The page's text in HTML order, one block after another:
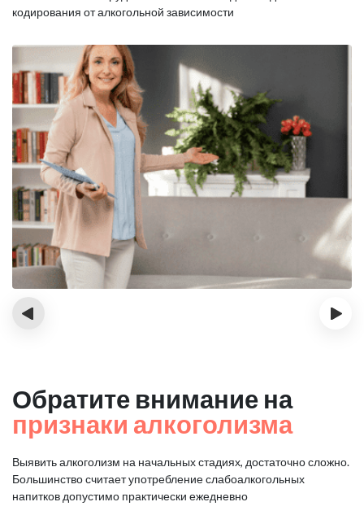
кодирования от алкогольной зависимости
‹ ›
Обратите внимание на
признаки алкоголизма
Выявить алкоголизм на начальных стадиях, достаточно сложно.
Большинство считает употребление слабоалкогольных
напитков допустимо практически ежедневно